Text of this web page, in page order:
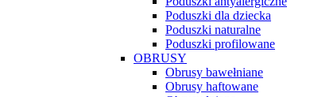
Poduszki dla dziecka
Poduszki naturalne
Poduszki profilowane
OBRUSY
Obrusy bawełniane
Obrusy haftowane